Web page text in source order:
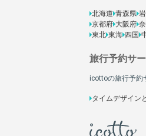
北海道 青森県
京都府 大阪府
東北 東海 四国
旅行予約サ
icottoの旅行予約
タイムデザイン